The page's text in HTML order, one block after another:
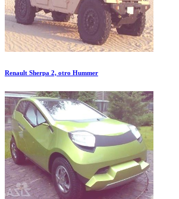
Renault Sherpa 2, otro Hummer